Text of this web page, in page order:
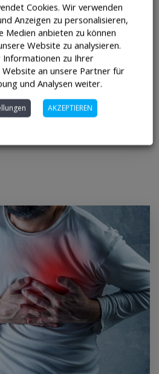
Cookies. Wir verwenden
Anzeigen zu personalisieren,
Medien anbieten zu können
Website zu analysieren.
zu Ihrer
an unsere Partner für
und Analysen weiter.
AKZEPTIEREN